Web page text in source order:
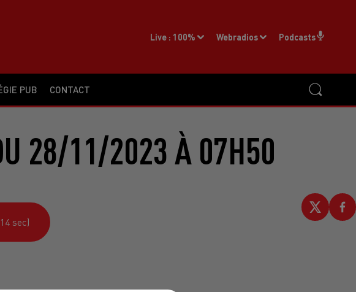
PUB CONTACT
Live : 100% Webradios Podcasts
28/11/2023 À 07H50
sec)